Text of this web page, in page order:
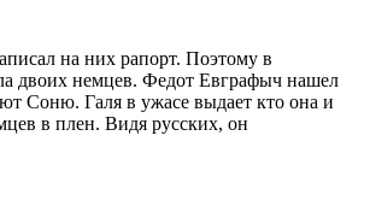
на них рапорт. Поэтому в
двоих немцев. Федот Евграфыч нашел
Соню. Галя в ужасе выдает кто она и
в плен. Видя русских, он